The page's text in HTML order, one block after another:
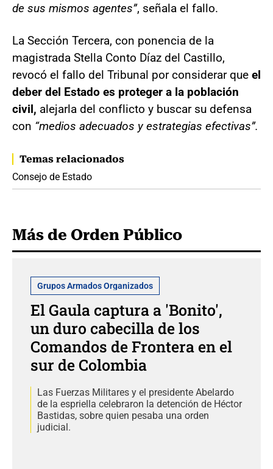
de sus mismos agentes”, señala el fallo.
La Sección Tercera, con ponencia de la
magistrada Stella Conto Díaz del Castillo,
revocó el fallo del Tribunal por considerar que el
deber del Estado es proteger a la población
civil, alejarla del conflicto y buscar su defensa
con “medios adecuados y estrategias efectivas”.
Temas relacionados
Consejo de Estado
Más de Orden Público
Grupos Armados Organizados
El Gaula captura a 'Bonito',
un duro cabecilla de los
Comandos de Frontera en el
sur de Colombia
Las Fuerzas Militares y el presidente Abelardo
de la espriella celebraron la detención de Héctor
Bastidas, sobre quien pesaba una orden
judicial.